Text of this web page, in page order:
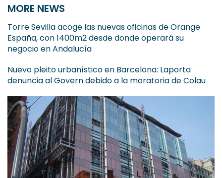
MORE NEWS
Torre Sevilla acoge las nuevas oficinas de Orange
España, con 1400m2 desde donde operará su
negocio en Andalucía
Nuevo pleito urbanístico en Barcelona: Laporta
denuncia al Govern debido a la moratoria de Colau